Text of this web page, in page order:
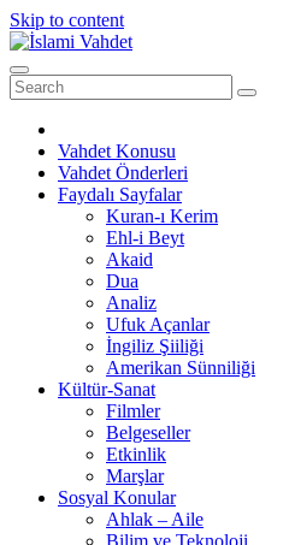
Skip to content
Vahdet Konusu
Vahdet Önderleri
Faydalı Sayfalar
Kuran-ı Kerim
Ehl-i Beyt
Akaid
Dua
Analiz
Ufuk Açanlar
İngiliz Şiiliği
Amerikan Sünniliği
Kültür-Sanat
Filmler
Belgeseller
Etkinlik
Marşlar
Sosyal Konular
Ahlak – Aile
Bilim ve Teknoloji